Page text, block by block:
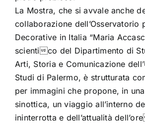
La Mostra, che si avvale anche
collaborazione dell’Osservatorio
Decorative in Italia “Maria
scientico del Dipartimento di
Arti, Storia e Comunicazione
Studi di Palermo, è strutturata
per immagini che propone, in
sinottica, un viaggio all’interno
ininterrotta e dell’attualità